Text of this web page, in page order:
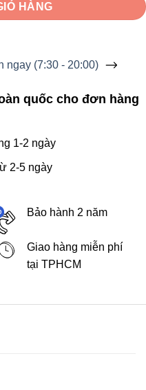
HÀNG
ngay (7:30 - 20:00)
quốc cho đơn hàng
1-2 ngày
2-5 ngày
Bảo hành 2 năm
Giao hàng miễn phí
tại TPHCM